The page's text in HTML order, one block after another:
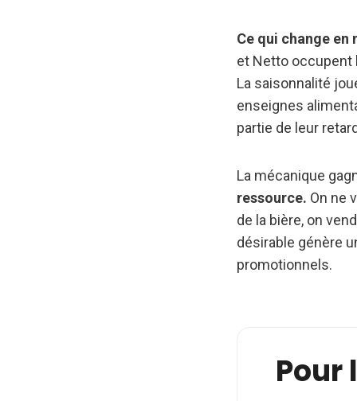
Ce qui change
et Netto occupent
La saisonnalité
enseignes
partie de leur
La mécanique
ressource. On ne
de la bière, on
désirable génère
promotionnels.
Pour